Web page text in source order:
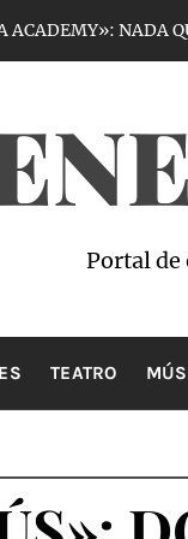
NADA QUE
Portal de
TEATRO